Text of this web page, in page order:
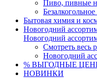
Пиво, пивные
Бытовая химия и
Новогодний
Новогодний
Смотреть весь
Новогодний
% ВЫГОДНЫЕ
НОВИНКИ